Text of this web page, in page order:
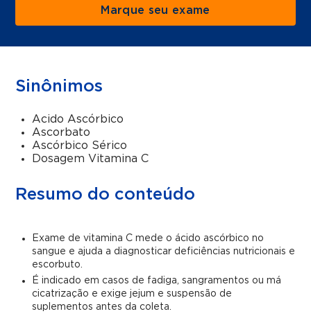
Marque seu exame
Sinônimos
Acido Ascórbico
Ascorbato
Ascórbico Sérico
Dosagem Vitamina C
Resumo do conteúdo
Exame de vitamina C mede o ácido ascórbico no
sangue e ajuda a diagnosticar deficiências nutricionais e
escorbuto.
É indicado em casos de fadiga, sangramentos ou má
cicatrização e exige jejum e suspensão de
suplementos antes da coleta.